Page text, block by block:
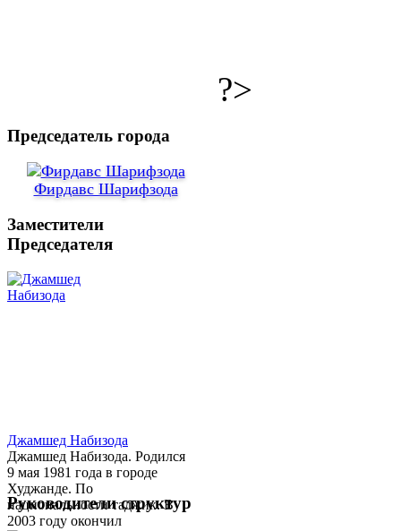
?>
Председатель города
Фирдавс Шарифзода
Заместители
Председателя
Джамшед Набизода
Джамшед Набизода. Родился
9 мая 1981 года в городе
Худжанде. По
национальности таджик. В
2003 году окончил
Руководители структур